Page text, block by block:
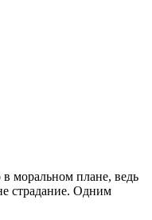
моральном плане, ведь
страдание. Одним